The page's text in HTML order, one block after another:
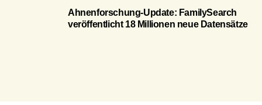
Ahnenforschung-Update: FamilySearch
veröffentlicht 18 Millionen neue Datensätze